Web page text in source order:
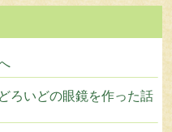
ろいどの眼鏡を作った話